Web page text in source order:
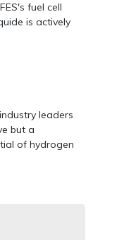
fuel cell
is actively
leaders
but a
of hydrogen